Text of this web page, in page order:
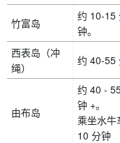
竹富岛
约 10-15
钟。
西表岛（冲
绳）
约 40-55
由布岛
约 40 -
钟 +。
乘坐水牛
10 分钟